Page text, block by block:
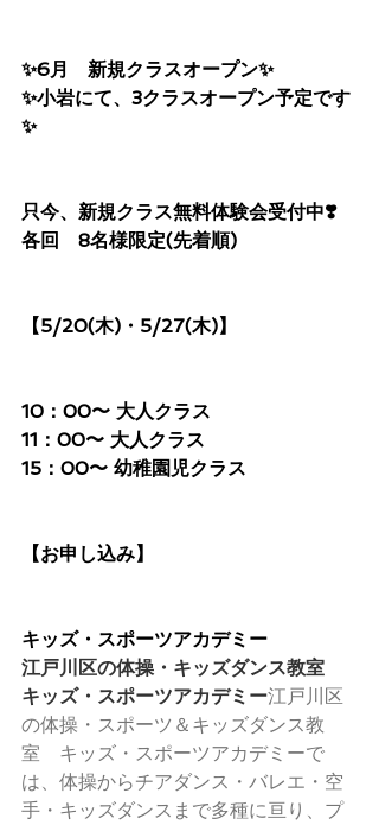
✨6月　新規クラスオープン✨
✨小岩にて、3クラスオープン予定です
✨
只今、新規クラス無料体験会受付中❣️
各回　8名様限定(先着順)
【5/20(木)・5/27(木)】
10：00〜 大人クラス
11：00〜 大人クラス
15：00〜 幼稚園児クラス
【お申し込み】
キッズ・スポーツアカデミー
江戸川区の体操・キッズダンス教室
キッズ・スポーツアカデミー江戸川区
の体操・スポーツ＆キッズダンス教
室　キッズ・スポーツアカデミーで
は、体操からチアダンス・バレエ・空
手・キッズダンスまで多種に亘り、プ